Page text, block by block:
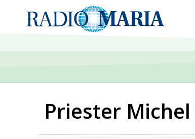
Priester Michel